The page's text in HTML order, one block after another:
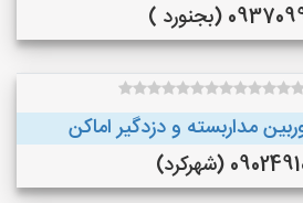
(بجنورد )
مداربسته و دزدگیر اماکن
(شهرکرد)